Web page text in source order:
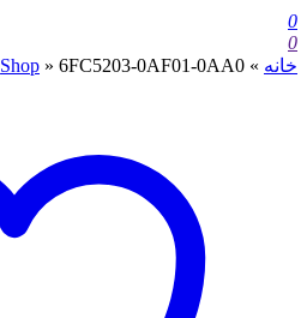
0
0
خانه »
Shop » 6FC5203-0AF01-0AA0